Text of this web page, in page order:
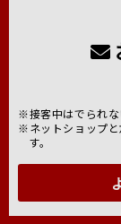
※接客中はでられな
※ネットショップと
す。